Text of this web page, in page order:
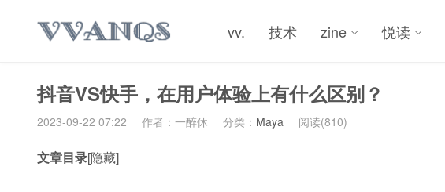
vv. 技术 zine 悦读
抖音VS快手，在用户体验上有什么区别？
2023-09-22 07:22 作者：一醉休 分类： Maya 阅读(810)
文章目录[隐藏]